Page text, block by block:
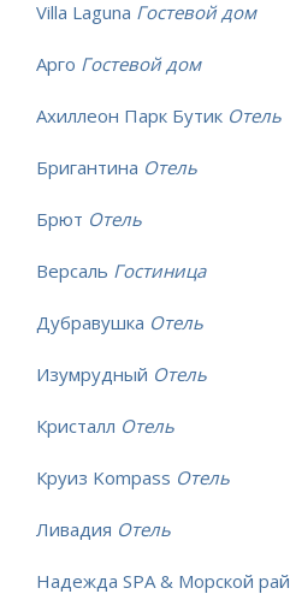
Villa Laguna Гостевой дом
Арго Гостевой дом
Ахиллеон Парк Бутик Отель
Бригантина Отель
Брют Отель
Версаль Гостиница
Дубравушка Отель
Изумрудный Отель
Кристалл Отель
Круиз Kompass Отель
Ливадия Отель
Надежда SPA & Морской рай